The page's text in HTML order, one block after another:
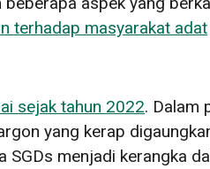
terhadap masyarakat adat
sejak tahun 2022. Dalam
yang kerap
SGDs menjadi kerangka